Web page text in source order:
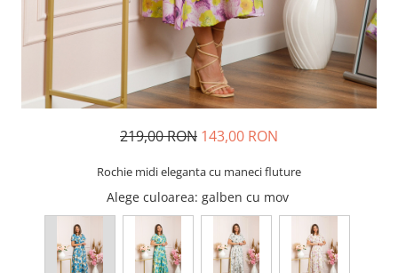
219,00 RON 143,00 RON
Rochie midi eleganta cu maneci fluture
Alege culoarea: galben cu mov